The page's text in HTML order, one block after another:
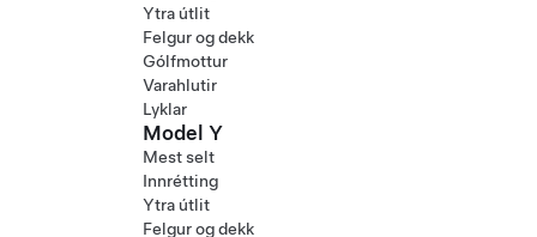
Ytra útlit
Felgur og dekk
Gólfmottur
Varahlutir
Lyklar
Model Y
Mest selt
Innrétting
Ytra útlit
Felgur og dekk